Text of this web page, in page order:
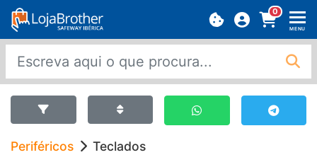
0
MENU
Periféricos Teclados